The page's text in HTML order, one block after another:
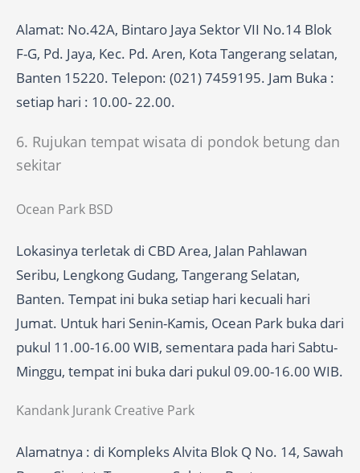
Alamat: No.42A, Bintaro Jaya Sektor VII No.14 Blok
F-G, Pd. Jaya, Kec. Pd. Aren, Kota Tangerang selatan,
Banten 15220. Telepon: (021) 7459195. Jam Buka :
setiap hari : 10.00- 22.00.
6. Rujukan tempat wisata di pondok betung dan
sekitar
Ocean Park BSD
Lokasinya terletak di CBD Area, Jalan Pahlawan
Seribu, Lengkong Gudang, Tangerang Selatan,
Banten. Tempat ini buka setiap hari kecuali hari
Jumat. Untuk hari Senin-Kamis, Ocean Park buka dari
pukul 11.00-16.00 WIB, sementara pada hari Sabtu-
Minggu, tempat ini buka dari pukul 09.00-16.00 WIB.
Kandank Jurank Creative Park
Alamatnya : di Kompleks Alvita Blok Q No. 14, Sawah